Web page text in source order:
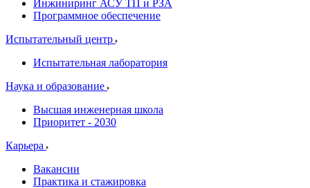
Инжиниринг АСУ ТП и РЗА
Программное обеспечение
Испытательный центр
Испытательная лаборатория
Наука и образование
Высшая инженерная школа
Приоритет - 2030
Карьера
Вакансии
Практика и стажировка